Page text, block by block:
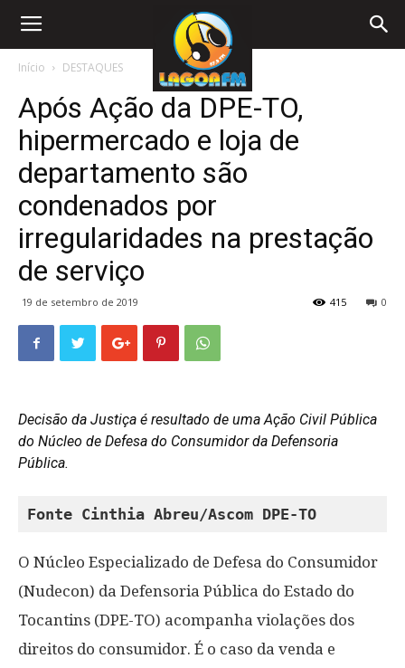
Início DESTAQUES
Após Ação da DPE-TO,
hipermercado e loja de
departamento são
condenados por
irregularidades na prestação
de serviço
19 de setembro de 2019 0
415
Decisão da Justiça é resultado de uma Ação Civil Pública
do Núcleo de Defesa do Consumidor da Defensoria
Pública.
Fonte Cinthia Abreu/Ascom DPE-TO
O Núcleo Especializado de Defesa do Consumidor
(Nudecon) da Defensoria Pública do Estado do
Tocantins (DPE-TO) acompanha violações dos
direitos do consumidor. É o caso da venda e